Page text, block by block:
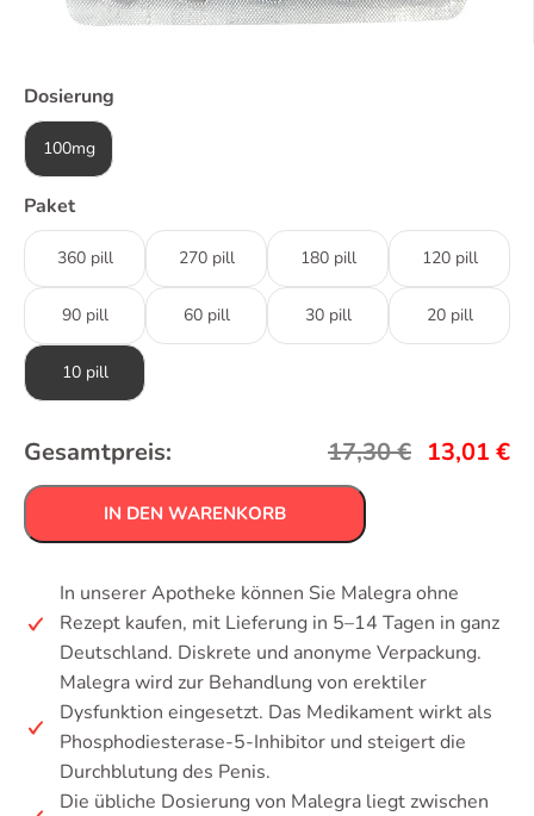
Dosierung
100mg
Paket
360 pill 270 pill 180 pill 120 pill
90 pill 60 pill 30 pill 20 pill
10 pill
Gesamtpreis: 17,30€ 13,01 €
IN DEN WARENKORB
In unserer Apotheke können Sie Malegra ohne
Rezept kaufen, mit Lieferung in 5–14 Tagen in ganz
Deutschland. Diskrete und anonyme Verpackung.
Malegra wird zur Behandlung von erektiler
Dysfunktion eingesetzt. Das Medikament wirkt als
Phosphodiesterase-5-Inhibitor und steigert die
Durchblutung des Penis.
Die übliche Dosierung von Malegra liegt zwischen